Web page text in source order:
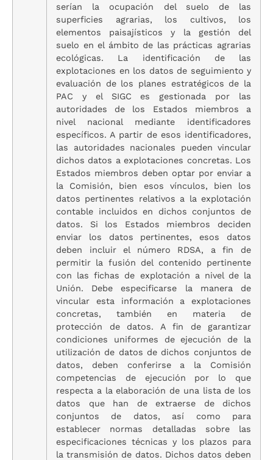
serían la ocupación del suelo de las
superficies agrarias, los cultivos, los
elementos paisajísticos y la gestión del
suelo en el ámbito de las prácticas agrarias
ecológicas. La identificación de las
explotaciones en los datos de seguimiento y
evaluación de los planes estratégicos de la
PAC y el SIGC es gestionada por las
autoridades de los Estados miembros a
nivel nacional mediante identificadores
específicos. A partir de esos identificadores,
las autoridades nacionales pueden vincular
dichos datos a explotaciones concretas. Los
Estados miembros deben optar por enviar a
la Comisión, bien esos vínculos, bien los
datos pertinentes relativos a la explotación
contable incluidos en dichos conjuntos de
datos. Si los Estados miembros deciden
enviar los datos pertinentes, esos datos
deben incluir el número RDSA, a fin de
permitir la fusión del contenido pertinente
con las fichas de explotación a nivel de la
Unión. Debe especificarse la manera de
vincular esta información a explotaciones
concretas, también en materia de
protección de datos. A fin de garantizar
condiciones uniformes de ejecución de la
utilización de datos de dichos conjuntos de
datos, deben conferirse a la Comisión
competencias de ejecución por lo que
respecta a la elaboración de una lista de los
datos que han de extraerse de dichos
conjuntos de datos, así como para
establecer normas detalladas sobre las
especificaciones técnicas y los plazos para
la transmisión de datos. Dichos datos deben